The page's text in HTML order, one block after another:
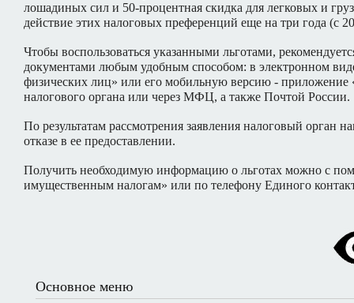
лошадиных сил и 50-процентная скидка для легковых и
действие этих налоговых преференций еще на три года (с
Чтобы воспользоваться указанными льготами,
документами любым удобным способом: в электронном
физических лиц» или его мобильную версию - приложение
налогового органа или через МФЦ, а также Почтой России.
По результатам рассмотрения заявления налоговый орган
отказе в ее предоставлении.
Получить необходимую информацию о льготах можно с
имущественным налогам» или по телефону Единого
Основное меню